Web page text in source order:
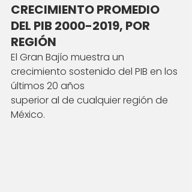
CRECIMIENTO PROMEDIO
DEL PIB 2000-2019, POR
REGIÓN
El Gran Bajío muestra un
crecimiento sostenido del PIB en los
últimos 20 años
superior al de cualquier región de
México.